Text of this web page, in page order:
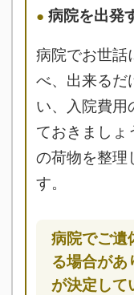
病院を出発
病院でお世話
べ、出来るだ
い、入院費用
ておきましょ
の荷物を整理
す。
病院でご遺
る場合があ
が決定して